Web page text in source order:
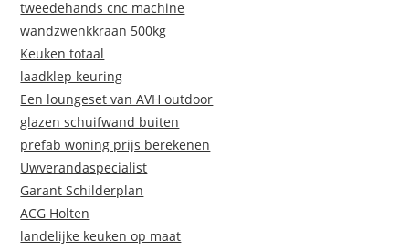
tweedehands cnc machine
wandzwenkkraan 500kg
Keuken totaal
laadklep keuring
Een loungeset van AVH outdoor
glazen schuifwand buiten
prefab woning prijs berekenen
Uwverandaspecialist
Garant Schilderplan
ACG Holten
landelijke keuken op maat